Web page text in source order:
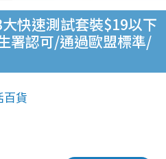
大快速測試套裝$19以下
署認可/通過歐盟標準/
百貨